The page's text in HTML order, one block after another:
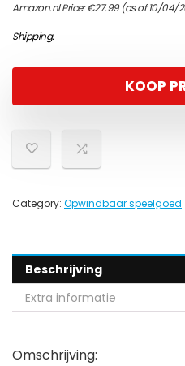
Amazon.nl Price:€27.99(as of 10/04/
Shipping.
KOOP
Category: Opwindbaar speelgoed
Beschrijving
Extra informatie
Omschrijving: